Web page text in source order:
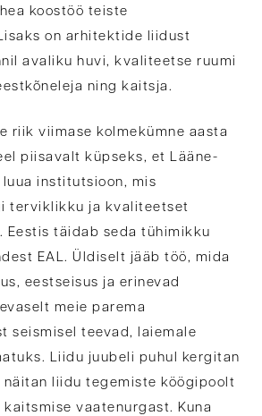
koostöö teiste
on arhitektide liidust
avaliku huvi, kvaliteetse ruumi
ning kaitsja.
riik viimase kolmekümne aasta
piisavalt küpseks, et Lääne-
luua institutsioon, mis
terviklikku ja kvaliteetset
Eestis täidab seda tühimikku
EAL. Üldiselt jääb töö, mida
eestseisus ja erinevad
meie parema
seismisel teevad, laiemale
Liidu juubeli puhul kergitan
näitan liidu tegemiste köögipoolt
vaatenurgast. Kuna